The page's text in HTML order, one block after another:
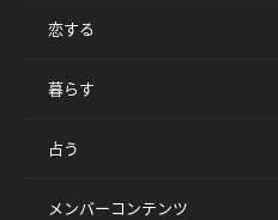
恋する
暮らす
占う
メンバーコンテンツ